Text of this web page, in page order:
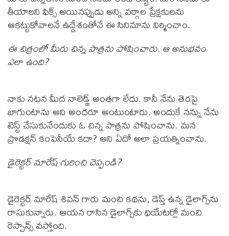
తీయాలని ఫిక్స్ అయినప్పుడు అన్ని వర్గాల ప్రేక్షకులను
ఆకట్టుకోవాలనే ఉద్దేశంతోనే ఈ సినిమాను నిర్మించాం.
ఈ చిత్రంలో మీరు చిన్న పాత్రను పోషించారు. ఆ అనుభవం
ఎలా ఉంది?
నాకు నటన మీద నాలెడ్జ్ అంతగా లేదు. కానీ నేను తెరపై
బాగుంటాను అని అందరూ అంటుంటారు. అందుకే నన్ను నేను
టెస్ట్ చేసుకునేందుకు ఓ చిన్న పాత్రను పోషించాను. మన
ప్రొడక్షన్ కంపెనీయే కదా? అని ఏదో అలా ప్రయత్నించాను.
డైరెక్టర్ మారేష్ గురించి చెప్పండి?
డైరెక్టర్ మారేష్ శివన్ గారు మంచి కథను, డెప్త్ ఉన్న డైలాగ్స్‌ను
రాసుకున్నారు. ఆయన రాసిన డైలాగ్స్‌కు థియేటర్లో మంచి
రెస్పాన్స్ వస్తోంది.